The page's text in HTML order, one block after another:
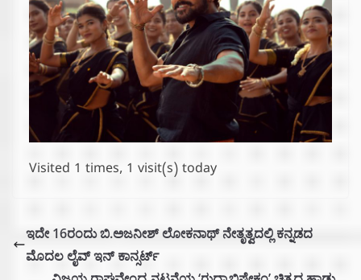
Visited 1 times, 1 visit(s) today
ಇದೇ 16ರಂದು ಬಿ.ಅಜನೀಶ್ ಲೋಕನಾಥ್‌ ನೇತೃತ್ವದಲ್ಲಿ ಕನ್ನಡದ
ಮೊದಲ ಲೈವ್ ಇನ್ ಕಾನ್ಸರ್ಟ್